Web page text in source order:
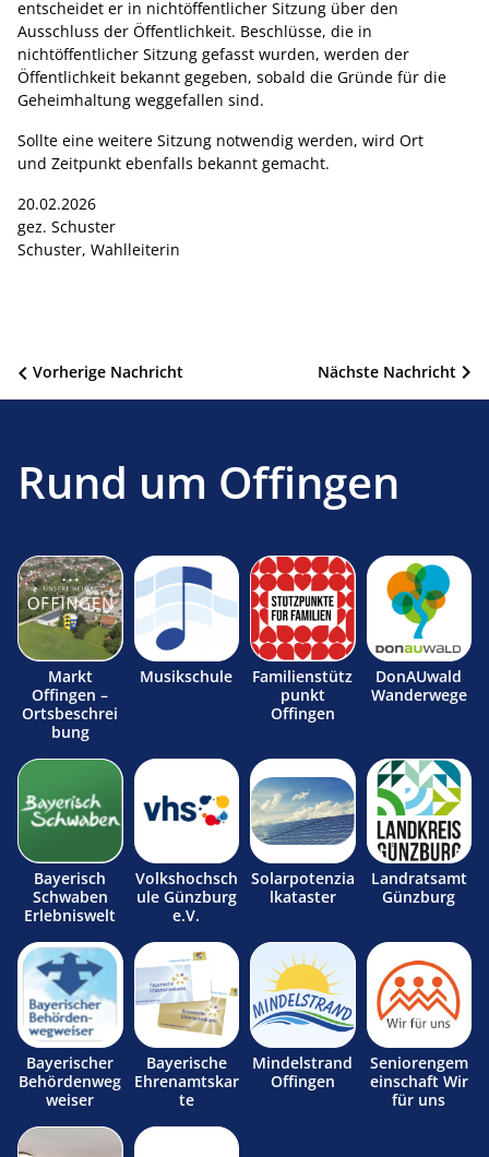
entscheidet er in nichtöffentlicher Sitzung über den
Ausschluss der Öffentlichkeit. Beschlüsse, die in
nichtöffentlicher Sitzung gefasst wurden, werden der
Öffentlichkeit bekannt gegeben, sobald die Gründe für die
Geheimhaltung weggefallen sind.
Sollte eine weitere Sitzung notwendig werden, wird Ort
und Zeitpunkt ebenfalls bekannt gemacht.
20.02.2026
gez. Schuster
Schuster, Wahlleiterin
Beitragsnavigation Nächste Nachricht
Vorherige Nachricht
Rund um Offingen
Markt
Offingen –
Ortsbeschrei
bung
Musikschule
Familienstütz
punkt
Offingen
DonAUwald
Wanderwege
Bayerisch
Schwaben
Erlebniswelt
Volkshochsch
ule Günzburg
e.V.
Solarpotenzia
lkataster
Landratsamt
Günzburg
Bayerischer
Behördenweg
weiser
Bayerische
Ehrenamtskar
te
Mindelstrand
Offingen
Seniorengem
einschaft Wir
für uns